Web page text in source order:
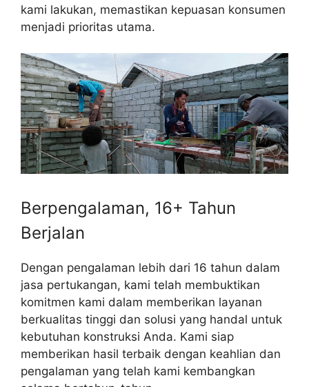
kami lakukan, memastikan kepuasan konsumen
menjadi prioritas utama.
Berpengalaman, 16+ Tahun
Berjalan
Dengan pengalaman lebih dari 16 tahun dalam
jasa pertukangan, kami telah membuktikan
komitmen kami dalam memberikan layanan
berkualitas tinggi dan solusi yang handal untuk
kebutuhan konstruksi Anda. Kami siap
memberikan hasil terbaik dengan keahlian dan
pengalaman yang telah kami kembangkan